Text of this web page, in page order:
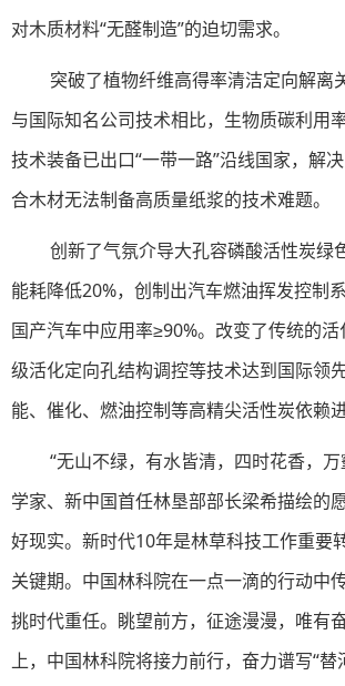
对木质材料“无醛制造”的迫切需求。
突破了植物纤维高得率清洁定向解离
与国际知名公司技术相比，生物质碳利用
技术装备已出口“一带一路”沿线国家，解
合木材无法制备高质量纸浆的技术难题。
创新了气氛介导大孔容磷酸活性炭绿
能耗降低20%，创制出汽车燃油挥发控制
国产汽车中应用率≥90%。改变了传统的
级活化定向孔结构调控等技术达到国际领
能、催化、燃油控制等高精尖活性炭依赖
“无山不绿，有水皆清，四时花香，
学家、新中国首任林垦部部长梁希描绘的
好现实。新时代10年是林草科技工作重要
关键期。中国林科院在一点一滴的行动中
挑时代重任。眺望前方，征途漫漫，唯有
上，中国林科院将接力前行，奋力谱写“